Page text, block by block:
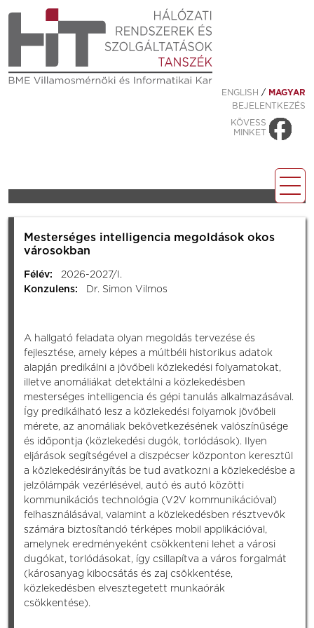
ENGLISH / MAGYAR
BEJELENTKEZÉS
KÖVESS
MINKET
Mesterséges intelligencia megoldások okos
városokban
Félév:
2026-2027/I.
Konzulens:
Dr. Simon Vilmos
A hallgató feladata olyan megoldás tervezése és
fejlesztése, amely képes a múltbéli historikus adatok
alapján predikálni a jövőbeli közlekedési folyamatokat,
illetve anomáliákat detektálni a közlekedésben
mesterséges intelligencia és gépi tanulás alkalmazásával.
Így predikálható lesz a közlekedési folyamok jövőbeli
mérete, az anomáliak bekövetkezésének valószínűsége
és időpontja (közlekedési dugók, torlódások). Ilyen
eljárások segítségével a diszpécser központon keresztül
a közlekedésirányítás be tud avatkozni a közlekedésbe a
jelzőlámpák vezérlésével, autó és autó közötti
kommunikációs technológia (V2V kommunikációval)
felhasználásával, valamint a közlekedésben résztvevők
számára biztosítandó térképes mobil applikációval,
amelynek eredményeként csökkenteni lehet a városi
dugókat, torlódásokat, így csillapítva a város forgalmát
(károsanyag kibocsátás és zaj csökkentése,
közlekedésben elvesztegetett munkaórák
csökkentése).